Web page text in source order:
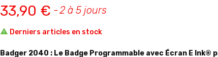
33,90 €
2 à 5 jours
 Derniers articles en stock
Badger 2040 : Le Badge Programmable avec Écran E Ink®